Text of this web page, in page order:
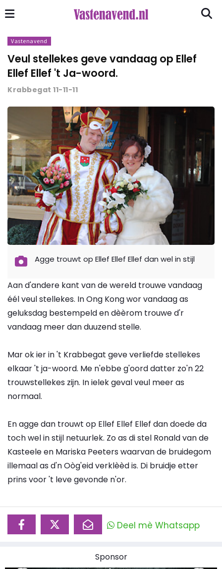
Vastenavend
Veul stellekes geve vandaag op Ellef
Ellef Ellef 't Ja-woord.
Krabbegat 11-11-11
Agge trouwt op Ellef Ellef Ellef dan wel in stijl
Aan d'andere kant van de wereld trouwe vandaag
éél veul stellekes. In Ong Kong wor vandaag as
geluksdag bestempeld en dèèrom trouwe d'r
vandaag meer dan duuzend stelle.
Mar ok ier in 't Krabbegat geve verliefde stellekes
elkaar 't ja-woord. Me n'ebbe g'oord datter zo'n 22
trouwstellekes zijn. In ielek geval veul meer as
normaal.
En agge dan trouwt op Ellef Ellef Ellef dan doede da
toch wel in stijl netuurlek. Zo as di stel Ronald van de
Kasteele en Mariska Peeters waarvan de bruidegom
illemaal as d'n Oòg'eid verklèèd is. Di bruidje etter
prins voor 't leve gevonde n'or.
Deel mè Whatsapp
Sponsor